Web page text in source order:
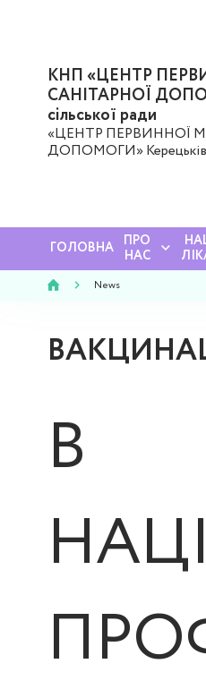
КНП «ЦЕНТР
САНІТАРНОЇ
сільської ради
«ЦЕНТР ПЕРВИННОЇ
ДОПОМОГИ»
ГОЛОВНА ПРО
НАС
News
В